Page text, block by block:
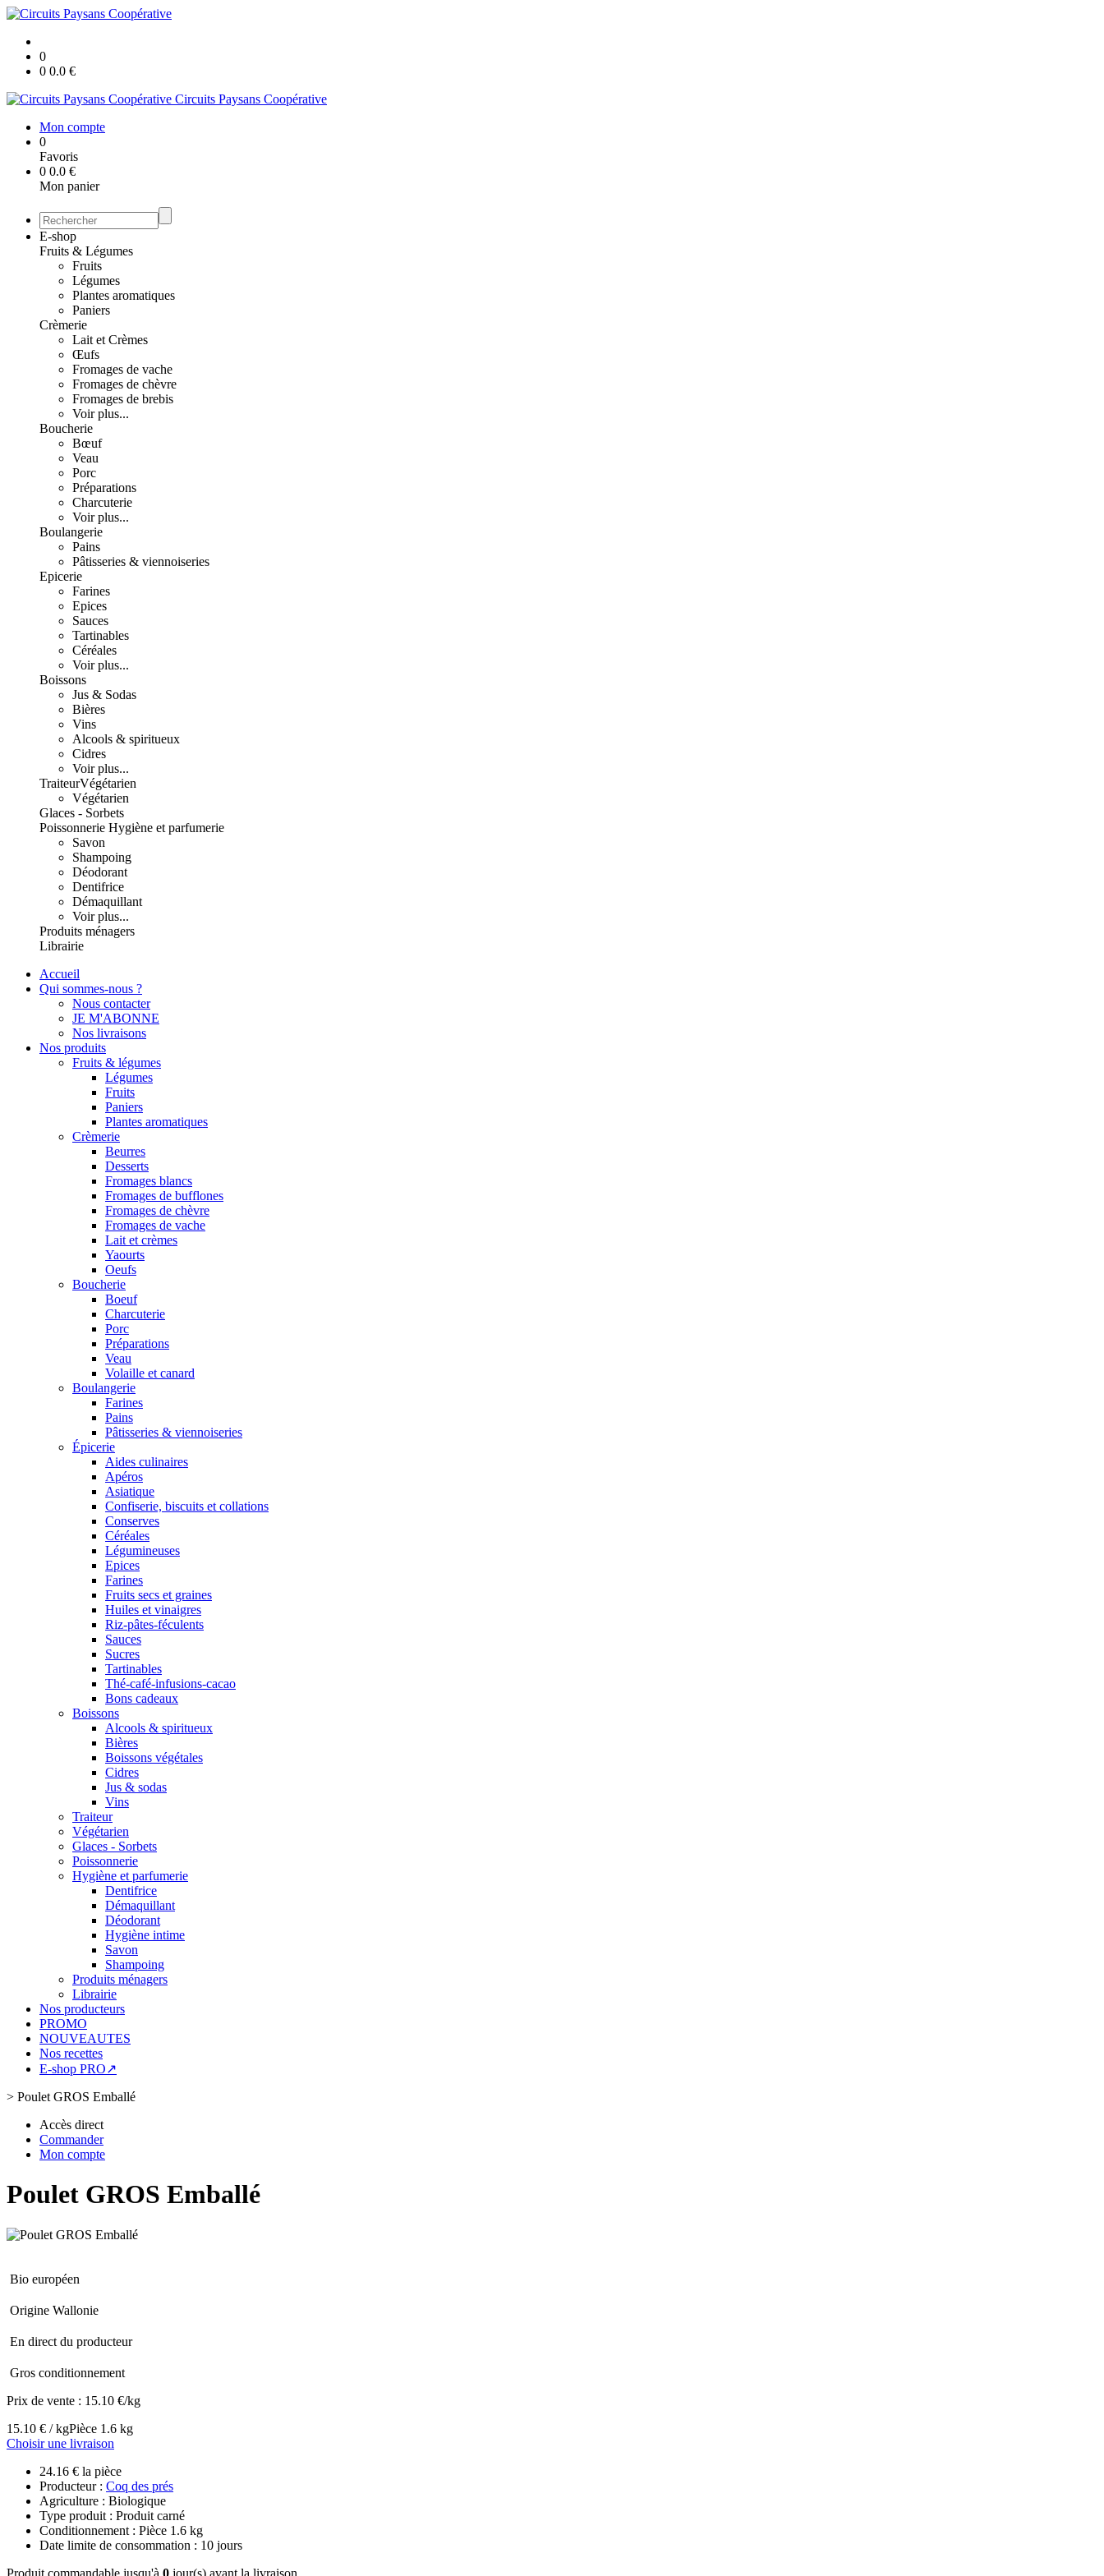
0
0 0.0 €
Circuits Paysans Coopérative
Mon compte
0
Favoris
0 0.0 €
Mon panier
E-shop
Fruits & Légumes
Fruits
Légumes
Plantes aromatiques
Paniers
Crèmerie
Lait et Crèmes
Œufs
Fromages de vache
Fromages de chèvre
Fromages de brebis
Voir plus...
Boucherie
Bœuf
Veau
Porc
Préparations
Charcuterie
Voir plus...
Boulangerie
Pains
Pâtisseries & viennoiseries
Epicerie
Farines
Epices
Sauces
Tartinables
Céréales
Voir plus...
Boissons
Jus & Sodas
Bières
Vins
Alcools & spiritueux
Cidres
Voir plus...
TraiteurVégétarien
Végétarien
Glaces - Sorbets
Poissonnerie Hygiène et parfumerie
Savon
Shampoing
Déodorant
Dentifrice
Démaquillant
Voir plus...
Produits ménagers
Librairie
Accueil
Qui sommes-nous ?
Nous contacter
JE M'ABONNE
Nos livraisons
Nos produits
Fruits & légumes
Légumes
Fruits
Paniers
Plantes aromatiques
Crèmerie
Beurres
Desserts
Fromages blancs
Fromages de bufflones
Fromages de chèvre
Fromages de vache
Lait et crèmes
Yaourts
Oeufs
Boucherie
Boeuf
Charcuterie
Porc
Préparations
Veau
Volaille et canard
Boulangerie
Farines
Pains
Pâtisseries & viennoiseries
Épicerie
Aides culinaires
Apéros
Asiatique
Confiserie, biscuits et collations
Conserves
Céréales
Légumineuses
Epices
Farines
Fruits secs et graines
Huiles et vinaigres
Riz-pâtes-féculents
Sauces
Sucres
Tartinables
Thé-café-infusions-cacao
Bons cadeaux
Boissons
Alcools & spiritueux
Bières
Boissons végétales
Cidres
Jus & sodas
Vins
Traiteur
Végétarien
Glaces - Sorbets
Poissonnerie
Hygiène et parfumerie
Dentifrice
Démaquillant
Déodorant
Hygiène intime
Savon
Shampoing
Produits ménagers
Librairie
Nos producteurs
PROMO
NOUVEAUTES
Nos recettes
E-shop PRO↗
> Poulet GROS Emballé
Accès direct
Commander
Mon compte
Poulet GROS Emballé
Bio européen
Origine Wallonie
En direct du producteur
Gros conditionnement
Prix de vente : 15.10 €/kg
15.10 € / kgPièce 1.6 kg
Choisir une livraison
24.16 € la pièce
Producteur : Coq des prés
Agriculture : Biologique
Type produit : Produit carné
Conditionnement : Pièce 1.6 kg
Date limite de consommation : 10 jours
Produit commandable jusqu'à 0 jour(s) avant la livraison